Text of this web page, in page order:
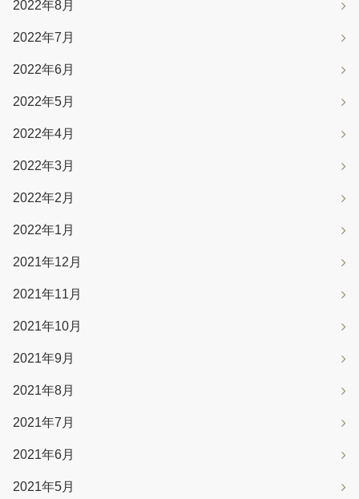
2022年8月
2022年7月
2022年6月
2022年5月
2022年4月
2022年3月
2022年2月
2022年1月
2021年12月
2021年11月
2021年10月
2021年9月
2021年8月
2021年7月
2021年6月
2021年5月